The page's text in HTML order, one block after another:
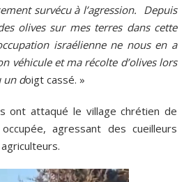
survécu à l’agression. Depuis
olives sur mes terres dans cette
israélienne ne nous en a
véhicule et ma récolte d’olives lors
un doigt cassé. »
ont attaqué le village chrétien de
agressant des cueilleurs